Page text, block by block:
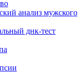
анализ мужского
днк-тест